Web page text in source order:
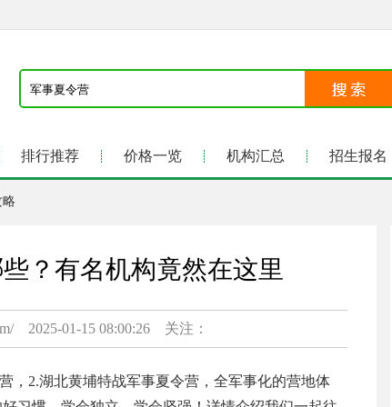
排行推荐 价格一览 机构汇总 招生报名
？有名机构竟然在这里
2025-01-15 08:00:26 关注：
，2.湖北黄埔特战军事夏令营，全军事化的营地体